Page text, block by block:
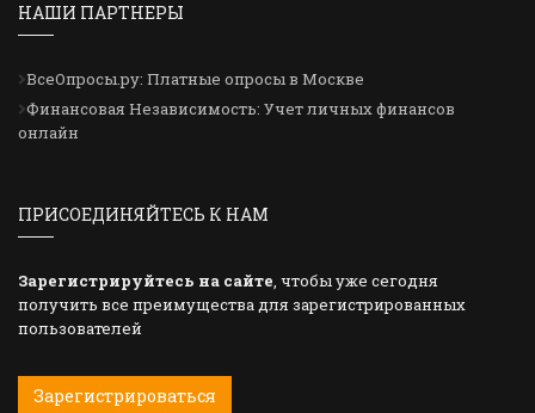
НАШИ ПАРТНЕРЫ
ВсеОпросы.ру: Платные опросы в Москве
Финансовая Независимость: Учет личных финансов
онлайн
ПРИСОЕДИНЯЙТЕСЬ К НАМ
Зарегистрируйтесь на сайте, чтобы уже сегодня
получить все преимущества для зарегистрированных
пользователей
Зарегистрироваться